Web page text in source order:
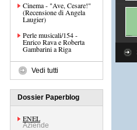
Cinema - "Ave, Cesare!"
(Recensione di Angela
Laugier)
Perle musicali/154 -
Enrico Rava e Roberta
Gambarini a Riga
Vedi tutti
Dossier Paperblog
ENEL
Aziende